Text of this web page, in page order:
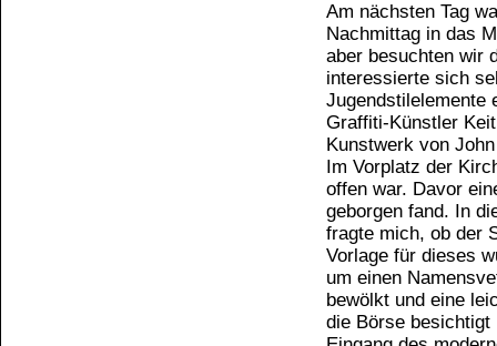
Am nächsten Tag
Nachmittag in das
aber besuchten wir
interessierte sich
Jugendstilelemente
Graffiti-Künstler
Kunstwerk von
Im Vorplatz der
offen war. Davor
geborgen fand. In
fragte mich, ob der
Vorlage für dieses
um einen
bewölkt und eine
die Börse besichtigt